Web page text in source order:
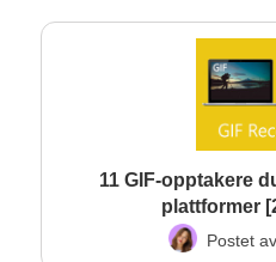
11 GIF-opptakere
plattformer
Postet av